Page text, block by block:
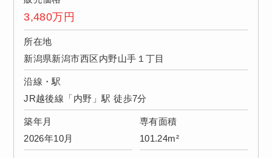
3,480万円
所在地
新潟県新潟市西区内野山手１丁目
沿線・駅
JR越後線「内野」駅 徒歩7分
築年月
2026年10月
専有面積
101.24m²